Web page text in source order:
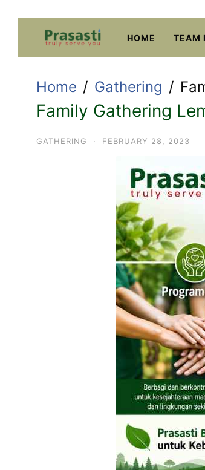
content
HOME TEAM
Home Gathering
Family Gathering
GATHERING · FEBRUARY 28, 2023